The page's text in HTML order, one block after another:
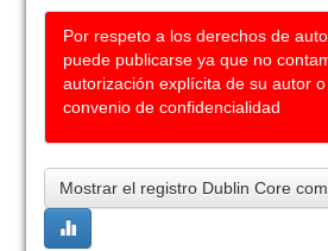
Por respeto a los derechos de
puede publicarse ya que no
autorización explícita de su autor
convenio de confidencialidad
Mostrar el registro Dublin Core